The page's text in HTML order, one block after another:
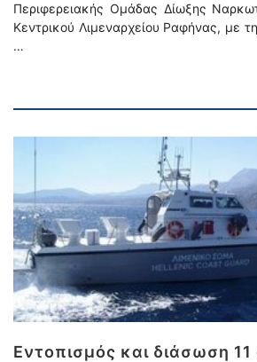
Περιφερειακής Ομάδας Δίωξης
Κεντρικού Λιμεναρχείου Ραφήνας, με
…
Εντοπισμός και διάσωση